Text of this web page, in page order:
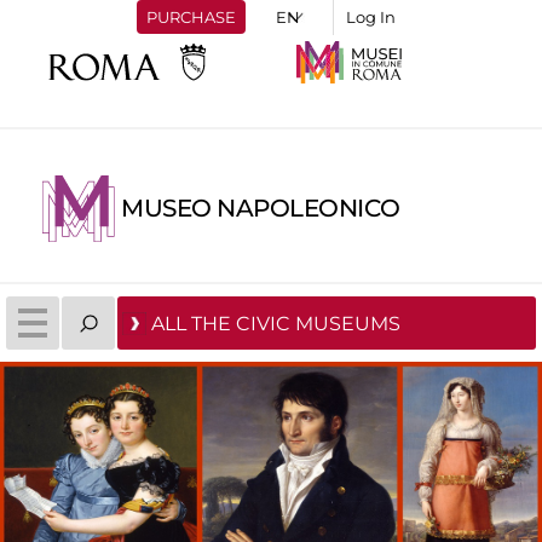
PURCHASE Log In
MUSEO NAPOLEONICO
ALL THE CIVIC MUSEUMS